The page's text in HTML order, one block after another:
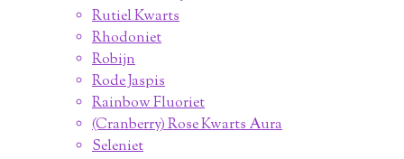
Rutiel Kwarts
Rhodoniet
Robijn
Rode Jaspis
Rainbow Fluoriet
(Cranberry) Rose Kwarts Aura
Seleniet